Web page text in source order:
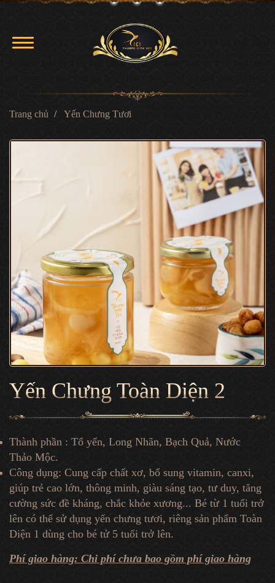
Trang chủ Yến Chưng Tươi
Yến Chưng Toàn Diện 2
Thành phần : Tổ yến, Long Nhãn, Bạch Quả, Nước
Thảo Mộc.
Công dụng: Cung cấp chất xơ, bổ sung vitamin, canxi,
giúp trẻ cao lớn, thông minh, giàu sáng tạo, tư duy, tăng
cường sức đề kháng, chắc khỏe xương... Bé từ 1 tuổi trở
lên có thể sử dụng yến chưng tươi, riêng sản phẩm Toàn
Diện 1 dùng cho bé tử 5 tuổi trở lên.
Phí giao hàng: Chi phí chưa bao gồm phí giao hàng